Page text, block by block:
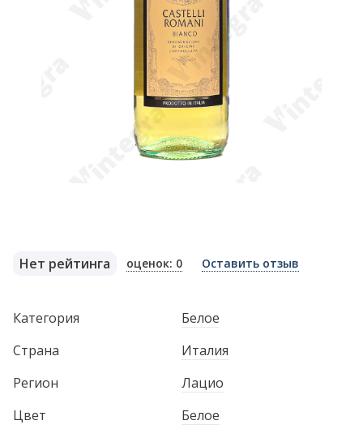
Нет рейтинга оценок: 0 Оставить отзыв
Категория
Белое
Страна
Италия
Регион
Лацио
Цвет
Белое